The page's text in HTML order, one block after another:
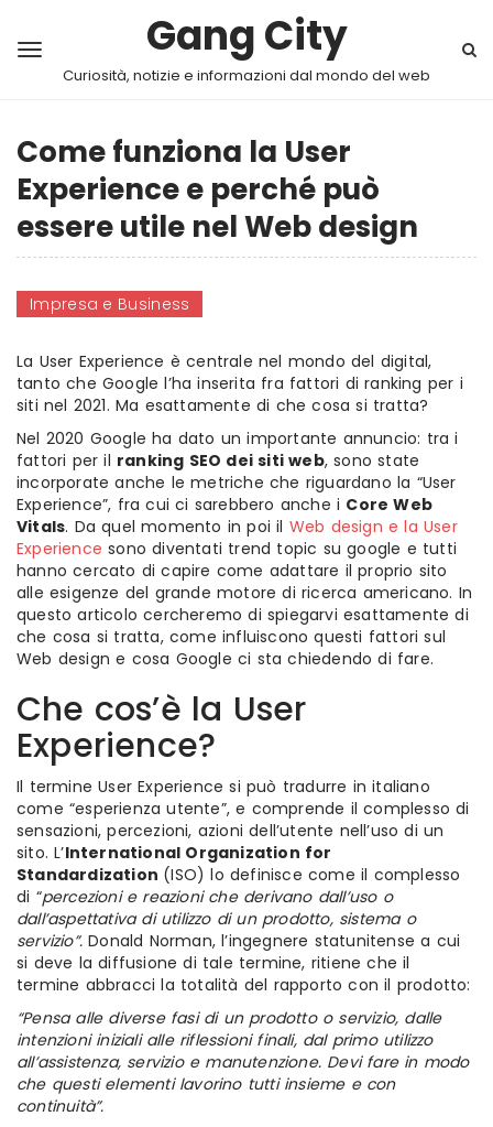
Gang City
Curiosità, notizie e informazioni dal mondo del web
Come funziona la User
Experience e perché può
essere utile nel Web design
Impresa e Business
La User Experience è centrale nel mondo del digital,
tanto che Google l’ha inserita fra fattori di ranking per i
siti nel 2021. Ma esattamente di che cosa si tratta?
Nel 2020 Google ha dato un importante annuncio: tra i
fattori per il ranking SEO dei siti web, sono state
incorporate anche le metriche che riguardano la “User
Experience”, fra cui ci sarebbero anche i Core Web
Vitals. Da quel momento in poi il Web design e la User
Experiencesono diventati trend topic su google e tutti
hanno cercato di capire come adattare il proprio sito
alle esigenze del grande motore di ricerca americano. In
questo articolo cercheremo di spiegarvi esattamente di
che cosa si tratta, come influiscono questi fattori sul
Web design e cosa Google ci sta chiedendo di fare.
Che cos’è la User
Experience?
Il termine User Experience si può tradurre in italiano
come “esperienza utente”, e comprende il complesso di
sensazioni, percezioni, azioni dell’utente nell’uso di un
sito. L’International Organization for
Standardization (ISO) lo definisce come il complesso
di “percezioni e reazioni che derivano dall’uso o
dall’aspettativa di utilizzo di un prodotto, sistema o
servizio”. Donald Norman, l’ingegnere statunitense a cui
si deve la diffusione di tale termine, ritiene che il
termine abbracci la totalità del rapporto con il prodotto:
“Pensa alle diverse fasi di un prodotto o servizio, dalle
intenzioni iniziali alle riflessioni finali, dal primo utilizzo
all’assistenza, servizio e manutenzione. Devi fare in modo
che questi elementi lavorino tutti insieme e con
continuità”.